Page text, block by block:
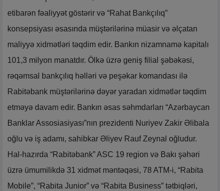
etibarən fəaliyyət göstərir və “Rahat Bankçılıq”
konsepsiyası əsasında müştərilərinə müasir və əlçatan
maliyyə xidmətləri təqdim edir. Bankın nizamnamə kapitalı
101,3 milyon manatdır. Ölkə üzrə geniş filial şəbəkəsi,
rəqəmsal bankçılıq həlləri və peşəkar komandası ilə
Rabitəbank müştərilərinə dəyər yaradan xidmətlər təqdim
etməyə davam edir. Bankın əsas səhmdarları “Azərbaycan
Banklar Assosiasiyası”nın prezidenti Nuriyev Zakir Əlibala
oğlu və iş adamı, sahibkar Əliyev Rauf Zeynal oğludur.
Hal-hazırda “Rabitəbank” ASC 19 region və Bakı şəhəri
üzrə ümumilikdə 31 xidmət məntəqəsi, 78 ATM-i, “Rabita
Mobile”, “Rabita Junior” və “Rabita Business” tətbiqləri,